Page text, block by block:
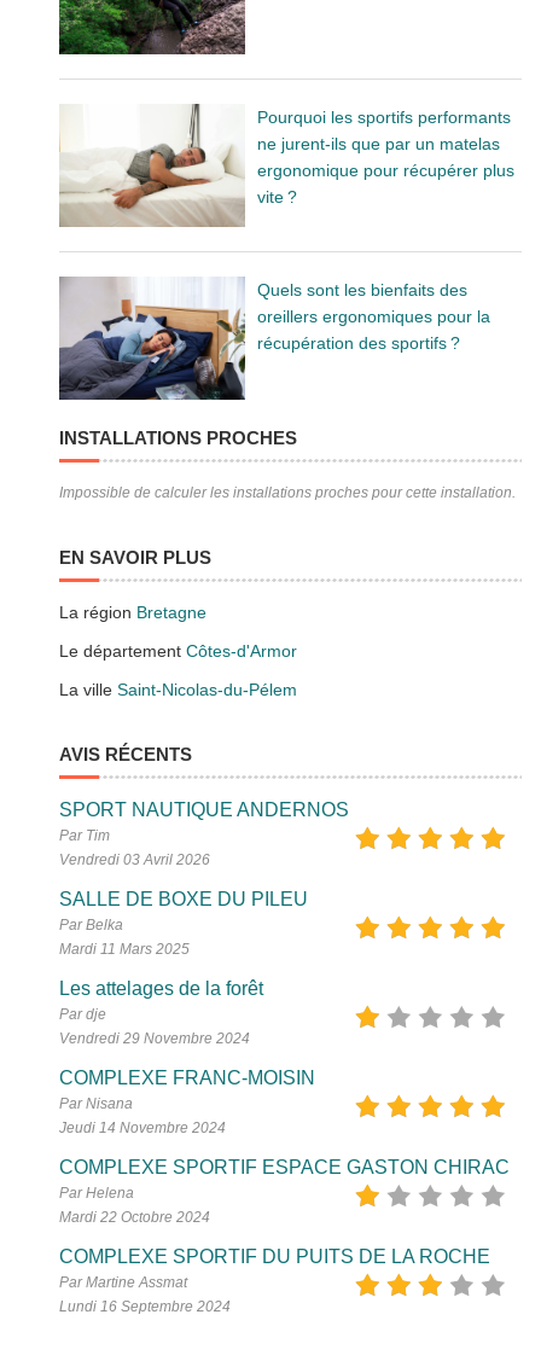
Pourquoi les sportifs performants
ne jurent-ils que par un matelas
ergonomique pour récupérer plus
vite ?
Quels sont les bienfaits des
oreillers ergonomiques pour la
récupération des sportifs ?
INSTALLATIONS PROCHES
Impossible de calculer les installations proches pour cette installation.
EN SAVOIR PLUS
La région Bretagne
Le départementCôtes-d'Armor
La villeSaint-Nicolas-du-Pélem
AVIS RÉCENTS
SPORT NAUTIQUE ANDERNOS
Par Tim
Vendredi 03 Avril 2026
SALLE DE BOXE DU PILEU
Par Belka
Mardi 11 Mars 2025
Les attelages de la forêt
Par dje
Vendredi 29 Novembre 2024
COMPLEXE FRANC-MOISIN
Par Nisana
Jeudi 14 Novembre 2024
COMPLEXE SPORTIF ESPACE GASTON CHIRAC
Par Helena
Mardi 22 Octobre 2024
COMPLEXE SPORTIF DU PUITS DE LA ROCHE
Par Martine Assmat
Lundi 16 Septembre 2024